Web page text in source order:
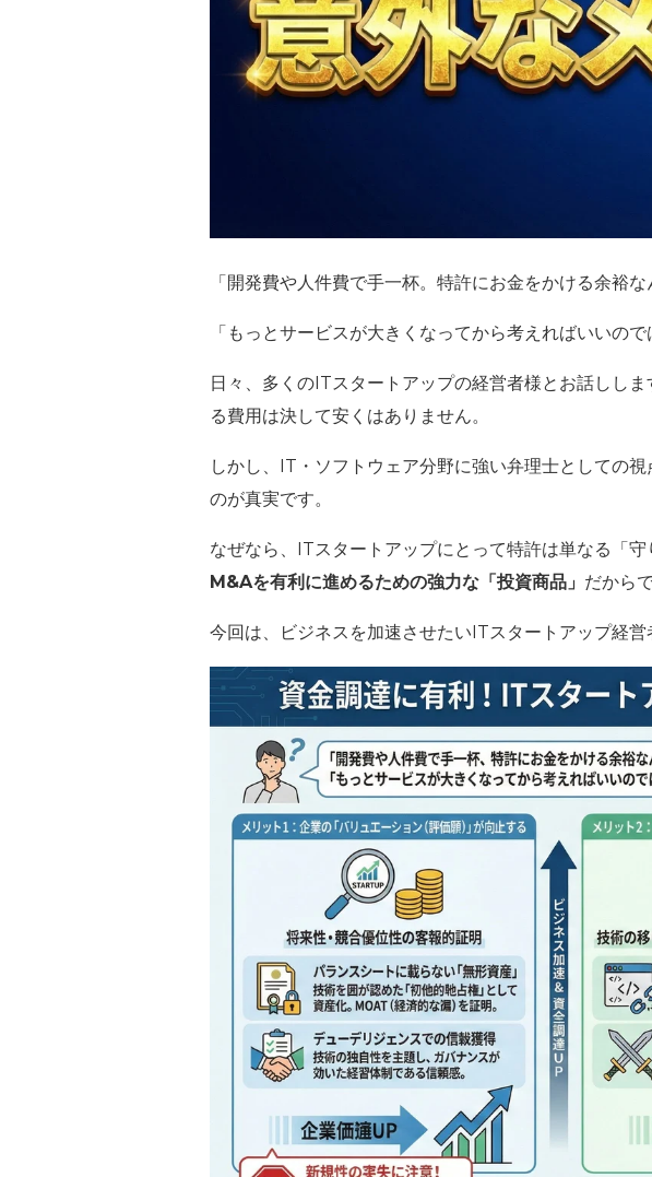
「開発費や人件費で手一杯。特許にお金をかける余裕な
「もっとサービスが大きくなってから考えればいいので
日々、多くのITスタートアップの経営者様とお話しし
る費用は決して安くはありません。
しかし、IT・ソフトウェア分野に強い弁理士としての視
のが真実です。
なぜなら、ITスタートアップにとって特許は単なる「守
M&Aを有利に進めるための強力な「投資商品」 だからで
今回は、ビジネスを加速させたいITスタートアップ経